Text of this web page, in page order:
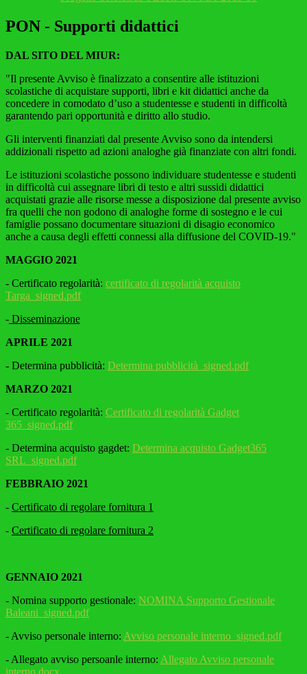
PON - Supporti didattici
DAL SITO DEL MIUR:
"Il presente Avviso è finalizzato a consentire alle istituzioni
scolastiche di acquistare supporti, libri e kit didattici anche da
concedere in comodato d’uso a studentesse e studenti in difficoltà
garantendo pari opportunità e diritto allo studio.
Gli interventi finanziati dal presente Avviso sono da intendersi
addizionali rispetto ad azioni analoghe già finanziate con altri fondi.
Le istituzioni scolastiche possono individuare studentesse e studenti
in difficoltà cui assegnare libri di testo e altri sussidi didattici
acquistati grazie alle risorse messe a disposizione dal presente avviso
fra quelli che non godono di analoghe forme di sostegno e le cui
famiglie possano documentare situazioni di disagio economico
anche a causa degli effetti connessi alla diffusione del COVID-19."
MAGGIO 2021
- Certificato regolarità: certificato di regolarità acquisto
Targa_signed.pdf
- Disseminazione
APRILE 2021
- Determina pubblicità: Determina pubblicità_signed.pdf
MARZO 2021
- Certificato regolarità: Certificato di regolarità Gadget
365_signed.pdf
- Determina acquisto gagdet: Determina acquisto Gadget365
SRL_signed.pdf
FEBBRAIO 2021
- Certificato di regolare fornitura 1
- Certificato di regolare fornitura 2
GENNAIO 2021
- Nomina supporto gestionale: NOMINA Supporto Gestionale
Baleani_signed.pdf
- Avviso personale interno: Avviso personale interno_signed.pdf
- Allegato avviso persoanle interno: Allegato Avviso personale